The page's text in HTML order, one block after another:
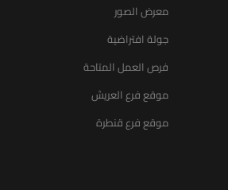
معرض الصور
جولة افتراضية
فرص العمل المتاحة
موقع فرع العريش
موقع فرع قنطرة